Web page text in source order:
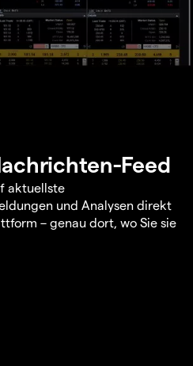
Feed
aktuellste
und Analysen direkt
– genau dort, wo Sie sie